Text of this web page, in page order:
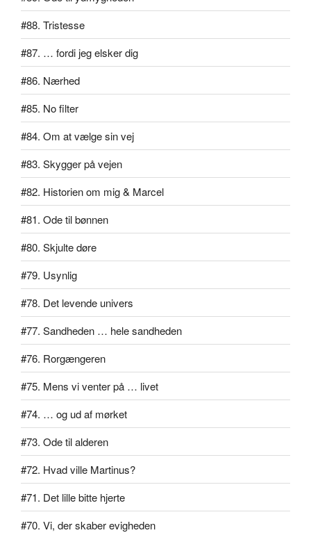
#88. Tristesse
#87. … fordi jeg elsker dig
#86. Nærhed
#85. No filter
#84. Om at vælge sin vej
#83. Skygger på vejen
#82. Historien om mig & Marcel
#81. Ode til bønnen
#80. Skjulte døre
#79. Usynlig
#78. Det levende univers
#77. Sandheden … hele sandheden
#76. Rorgængeren
#75. Mens vi venter på … livet
#74. … og ud af mørket
#73. Ode til alderen
#72. Hvad ville Martinus?
#71. Det lille bitte hjerte
#70. Vi, der skaber evigheden